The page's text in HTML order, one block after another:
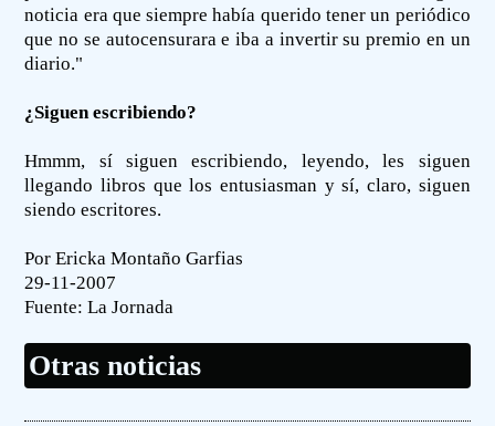
noticia era que siempre había querido tener un periódico
que no se autocensurara e iba a invertir su premio en un
diario."
¿Siguen escribiendo?
Hmmm, sí siguen escribiendo, leyendo, les siguen
llegando libros que los entusiasman y sí, claro, siguen
siendo escritores.
Por Ericka Montaño Garfias
29-11-2007
Fuente:La Jornada
Otras noticias